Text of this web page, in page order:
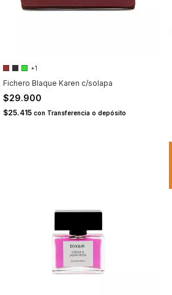
+1
Fichero Blaque Karen c/solapa
$29.900
$25.415 con Transferencia o depósito